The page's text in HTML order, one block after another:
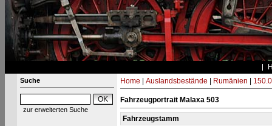
Suche
zur erweiterten Suche
Home Auslandsbestände Rumänien 150.0
Fahrzeugportrait Malaxa 503
Fahrzeugstamm